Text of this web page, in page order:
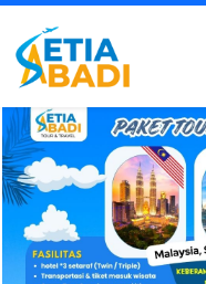
Skip
content
Setia Abadi Group
Paket Wisata Murah,
Surabaya